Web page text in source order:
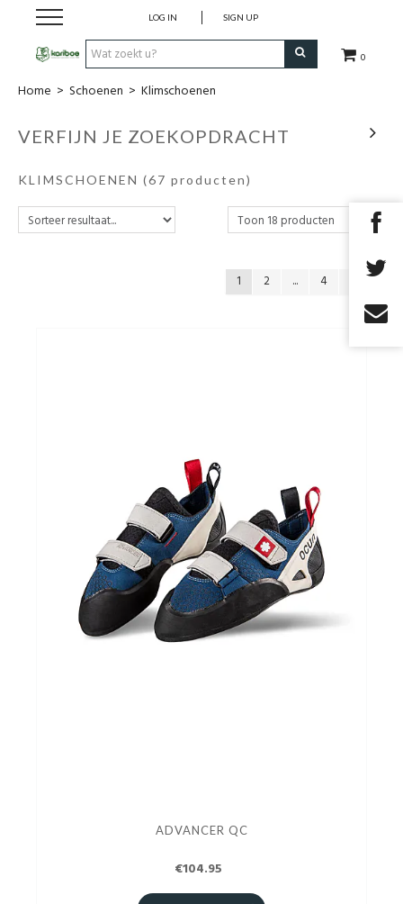
0
LOG IN SIGN UP
Cadeaubon
Tenten
Home > Schoenen > Klimschoenen
VERFIJN JE ZOEKOPDRACHT
KLIMSCHOENEN (67 producten)
1 2 ... 4
ADVANCER QC
€104.95